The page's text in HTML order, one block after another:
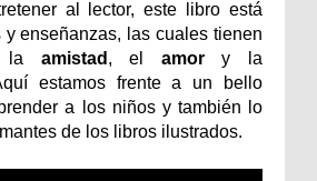
al lector, este libro está
y enseñanzas, las cuales tienen
la amistad , el amory la
estamos frente a un bello
a los niños y también lo
de los libros ilustrados.